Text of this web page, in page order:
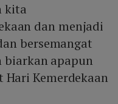
kita
dan menjadi
bersemangat
biarkan apapun
Kemerdekaan